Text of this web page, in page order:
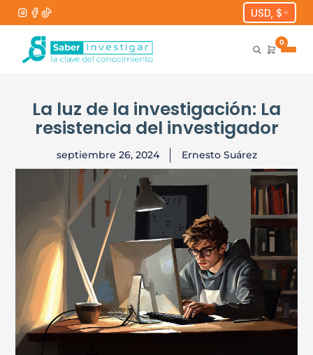
USD, $
0
La luz de la investigación: La
resistencia del investigador
septiembre 26, 2024 Ernesto Suárez